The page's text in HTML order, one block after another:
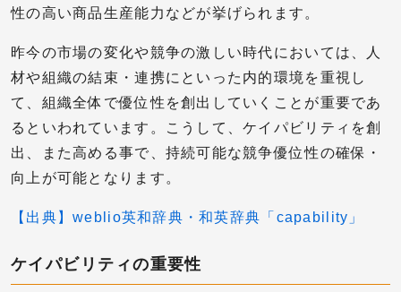
性の高い商品生産能力などが挙げられます。
昨今の市場の変化や競争の激しい時代においては、人
材や組織の結束・連携にといった内的環境を重視し
て、組織全体で優位性を創出していくことが重要であ
るといわれています。こうして、ケイパビリティを創
出、また高める事で、持続可能な競争優位性の確保・
向上が可能となります。
【出典】weblio英和辞典・和英辞典「capability」
ケイパビリティの重要性